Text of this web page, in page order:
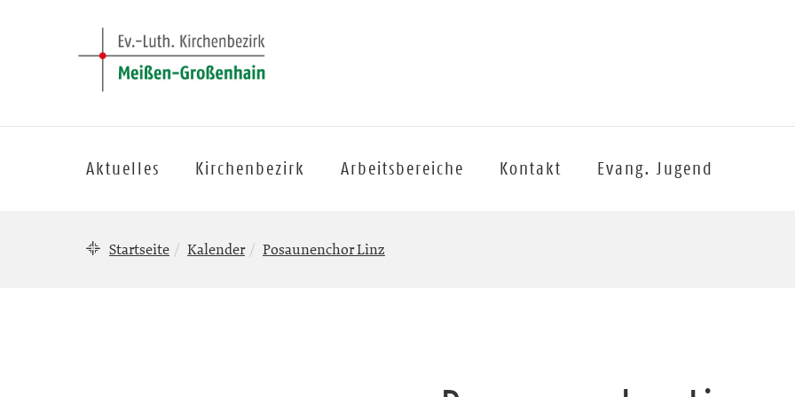
Aktuelles Kirchenbezirk Arbeitsbereiche Kontakt Evang. Jugend
Startseite Kalender Posaunenchor Linz